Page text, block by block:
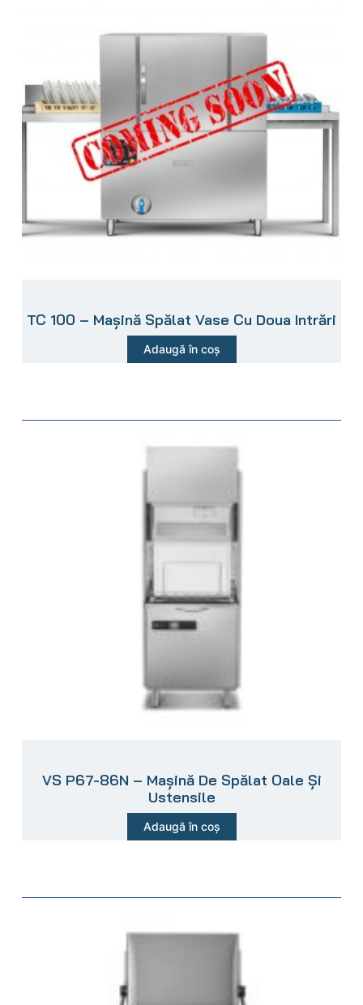
TC 100 – Mașină Spălat Vase Cu Doua Intrări
Adaugă în coș
VS P67-86N – Mașină De Spălat Oale Și
Ustensile
Adaugă în coș